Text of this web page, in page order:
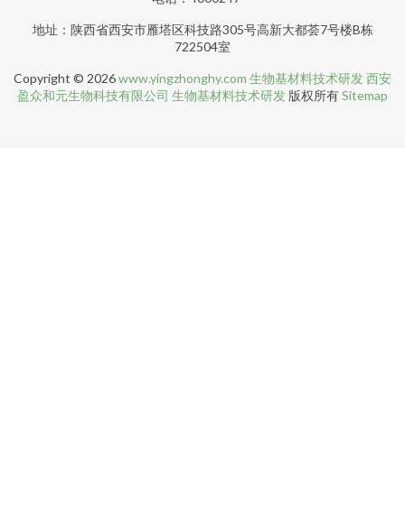
地址：陕西省西安市雁塔区科技路305号高新大都荟7号楼B栋
722504室
Copyright © 2026www.yingzhonghy.com 生物基材料技术研发西安
盈众和元生物科技有限公司 生物基材料技术研发 版权所有Sitemap